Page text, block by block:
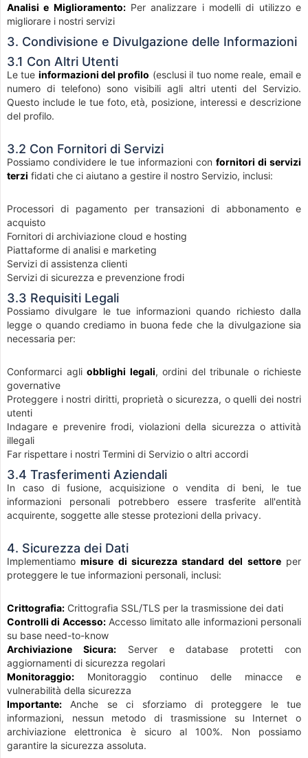
Analisi e Miglioramento:Per analizzare i modelli di utilizzo e
migliorare i nostri servizi
3. Condivisione e Divulgazione delle Informazioni
3.1 Con Altri Utenti
Le tue informazioni del profilo (esclusi il tuo nome reale, email e
numero di telefono) sono visibili agli altri utenti del Servizio.
Questo include le tue foto, età, posizione, interessi e descrizione
del profilo.
3.2 Con Fornitori di Servizi
Possiamo condividere le tue informazioni con fornitori di servizi
terzi fidati che ci aiutano a gestire il nostro Servizio, inclusi:
Processori di pagamento per transazioni di abbonamento e
acquisto
Fornitori di archiviazione cloud e hosting
Piattaforme di analisi e marketing
Servizi di assistenza clienti
Servizi di sicurezza e prevenzione frodi
3.3 Requisiti Legali
Possiamo divulgare le tue informazioni quando richiesto dalla
legge o quando crediamo in buona fede che la divulgazione sia
necessaria per:
Conformarci agli obblighi legali, ordini del tribunale o richieste
governative
Proteggere i nostri diritti, proprietà o sicurezza, o quelli dei nostri
utenti
Indagare e prevenire frodi, violazioni della sicurezza o attività
illegali
Far rispettare i nostri Termini di Servizio o altri accordi
3.4 Trasferimenti Aziendali
In caso di fusione, acquisizione o vendita di beni, le tue
informazioni personali potrebbero essere trasferite all'entità
acquirente, soggette alle stesse protezioni della privacy.
4. Sicurezza dei Dati
Implementiamomisure di sicurezza standard del settoreper
proteggere le tue informazioni personali, inclusi:
Crittografia: Crittografia SSL/TLS per la trasmissione dei dati
Controlli di Accesso:Accesso limitato alle informazioni personali
su base need-to-know
Archiviazione Sicura:Server e database protetti con
aggiornamenti di sicurezza regolari
Monitoraggio: Monitoraggio continuo delle minacce e
vulnerabilità della sicurezza
Importante: Anche se ci sforziamo di proteggere le tue
informazioni, nessun metodo di trasmissione su Internet o
archiviazione elettronica è sicuro al 100%. Non possiamo
garantire la sicurezza assoluta.